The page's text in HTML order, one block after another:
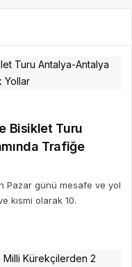
Bisiklet Turu
Trafiğe
Pazar günü mesafe ve yol
kısmi olarak 10.